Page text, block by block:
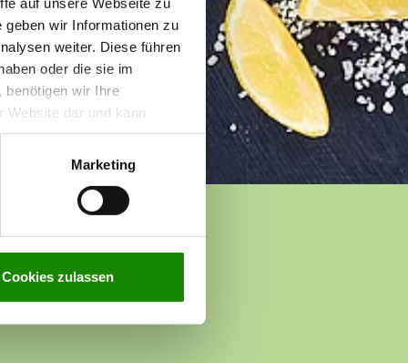
wir Informationen zu
weiter. Diese führen
oder die sie im
benötigen wir Ihre
Website dar und kann
zur Verarbeitung Ihrer
Marketing
Cookies zulassen